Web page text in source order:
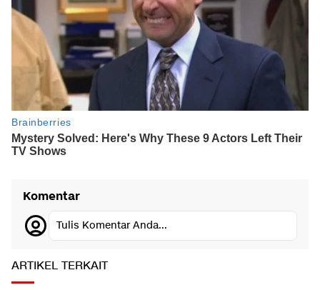
Komentar
Tulis Komentar Anda...
ARTIKEL TERKAIT